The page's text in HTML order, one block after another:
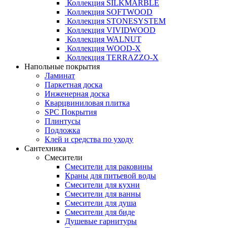
Коллекция SILKMARBLE
Коллекция SOFTWOOD
Коллекция STONESYSTEM
Коллекция VIVIDWOOD
Коллекция WALNUT
Коллекция WOOD-X
Коллекция ТЕRRАZZO-X
Напольные покрытия
Ламинат
Паркетная доска
Инженерная доска
Кварцвиниловая плитка
SPC Покрытия
Плинтусы
Подложка
Клей и средства по уходу
Сантехника
Смесители
Смесители для раковины
Краны для питьевой воды
Смесители для кухни
Смесители для ванны
Смесители для душа
Смесители для биде
Душевые гарнитуры